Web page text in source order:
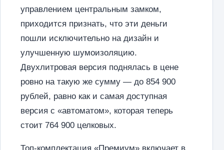
управлением центральным замком,
приходится признать, что эти деньги
пошли исключительно на дизайн и
улучшенную шумоизоляцию.
Двухлитровая версия поднялась в цене
ровно на такую же сумму — до 854 900
рублей, равно как и самая доступная
версия с «автоматом», которая теперь
стоит 764 900 целковых.
Топ-комплектация «Премиум» включает в